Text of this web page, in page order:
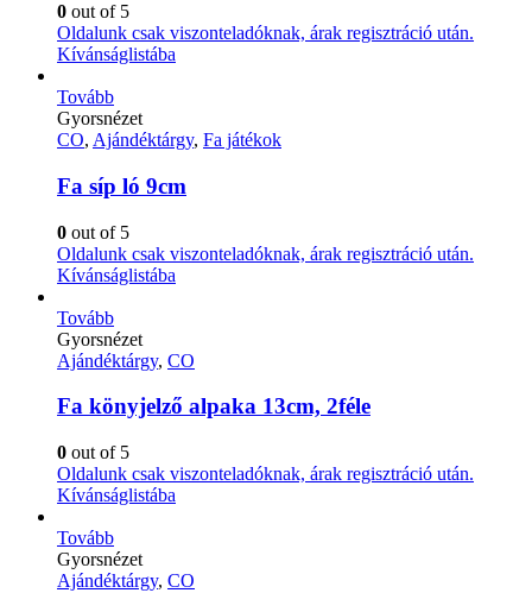
0 out of 5
Oldalunk csak viszonteladóknak, árak regisztráció után.
Kívánságlistába
Tovább
Gyorsnézet
CO, Ajándéktárgy, Fa játékok
Fa síp ló 9cm
0 out of 5
Oldalunk csak viszonteladóknak, árak regisztráció után.
Kívánságlistába
Tovább
Gyorsnézet
Ajándéktárgy, CO
Fa könyjelző alpaka 13cm, 2féle
0 out of 5
Oldalunk csak viszonteladóknak, árak regisztráció után.
Kívánságlistába
Tovább
Gyorsnézet
Ajándéktárgy, CO